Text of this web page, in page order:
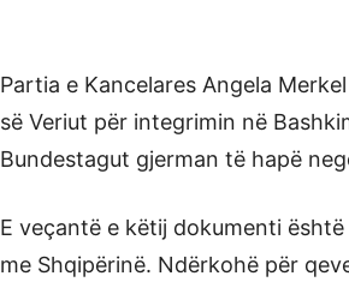
Partia e Kancelares Angela
së Veriut për integrimin në
Bundestagut gjerman të hapë
E veçantë e këtij dokumenti
me Shqipërinë. Ndërkohë për